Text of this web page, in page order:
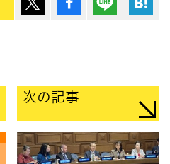
次の記事